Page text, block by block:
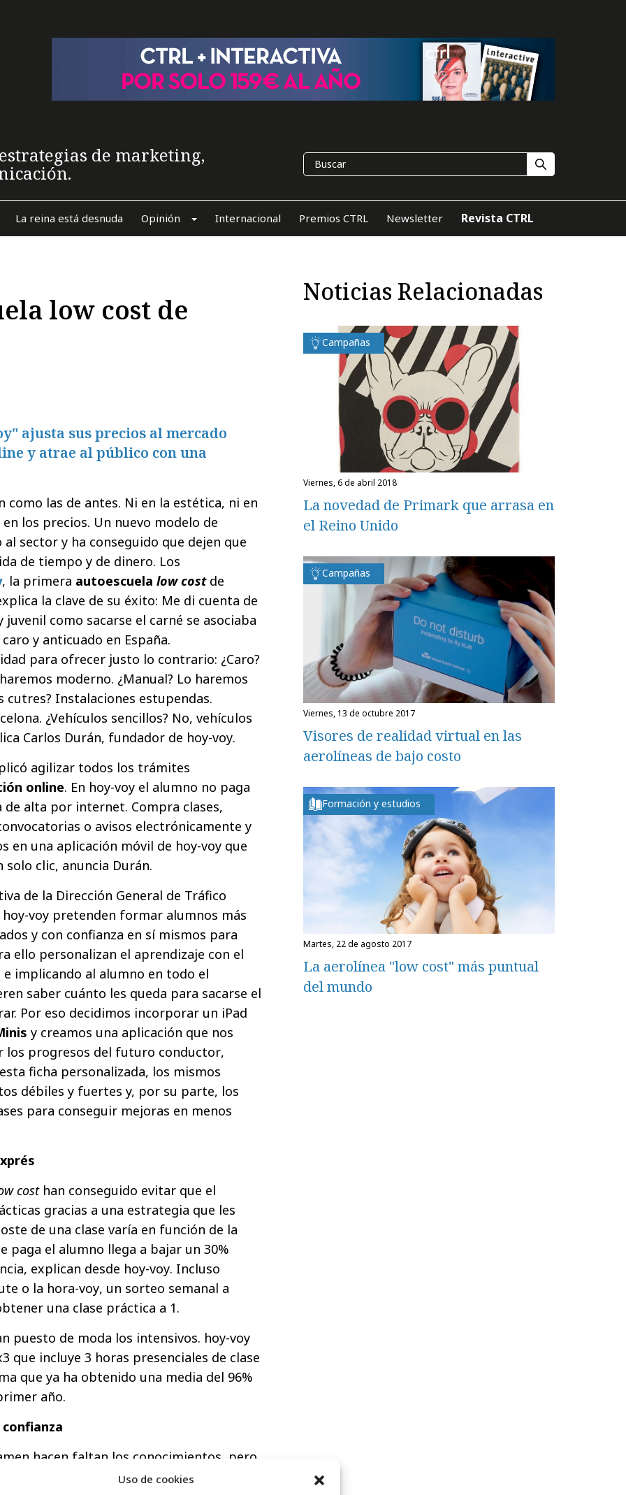
Uso de cookies
de marketing,
La reina está desnuda Opinión Internacional Premios CTRL Newsletter Revista CTRL
low cost de
ajusta sus precios al mercado
y atrae al público con una
como las de antes. Ni en la estética, ni en
los precios. Un nuevo modelo de
sector y ha conseguido que dejen que
de tiempo y de dinero. Los
, la primera autoescuela low cost de
la clave de su éxito: Me di cuenta de
como sacarse el carné se asociaba
y anticuado en España.
para ofrecer justo lo contrario: ¿Caro?
moderno. ¿Manual? Lo haremos
Instalaciones estupendas.
¿Vehículos sencillos? No, vehículos
Carlos Durán, fundador de hoy-voy.
agilizar todos los trámites
online. En hoy-voy el alumno no paga
de alta por internet. Compra clases,
o avisos electrónicamente y
en una aplicación móvil de hoy-voy que
clic, anuncia Durán.
de la Dirección General de Tráfico
voy pretenden formar alumnos más
y con confianza en sí mismos para
ello personalizan el aprendizaje con el
implicando al alumno en todo el
saber cuánto les queda para sacarse el
Por eso decidimos incorporar un iPad
y creamos una aplicación que nos
progresos del futuro conductor,
ficha personalizada, los mismos
débiles y fuertes y, por su parte, los
para conseguir mejoras en menos
costhan conseguido evitar que el
gracias a una estrategia que les
de una clase varía en función de la
paga el alumno llega a bajar un 30%
explican desde hoy-voy. Incluso
o la hora-voy, un sorteo semanal a
una clase práctica a 1.
de moda los intensivos. hoy-voy
que incluye 3 horas presenciales de clase
que ya ha obtenido una media del 96%
año.
hacen faltan los conocimientos, pero
Esta sensibilidad forma parte de
Noticias Relacionadas
Campañas
viernes, 6 de abril 2018
La novedad de Primark que arrasa en
el Reino Unido
Campañas
viernes, 13 de octubre 2017
Visores de realidad virtual en las
aerolíneas de bajo costo
Formación y estudios
martes, 22 de agosto 2017
La aerolínea "low cost" más puntual
del mundo